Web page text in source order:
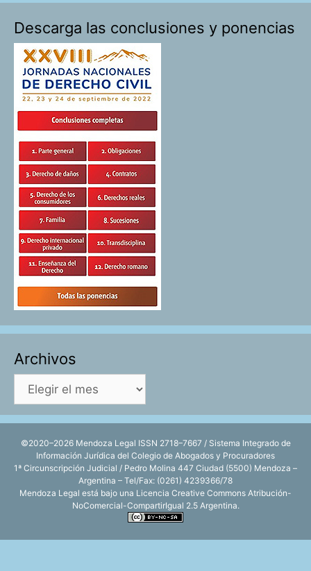
Descarga las conclusiones y ponencias
Archivos
Archivos
©2020–2026 Mendoza Legal ISSN 2718–7667 / Sistema Integrado de
Información Jurídica del Colegio de Abogados y Procuradores
1ª Circunscripción Judicial / Pedro Molina 447 Ciudad (5500) Mendoza –
Argentina – Tel/Fax: (0261) 4239366/78
Mendoza Legal está bajo una Licencia Creative Commons Atribución-
NoComercial-CompartirIgual 2.5 Argentina.